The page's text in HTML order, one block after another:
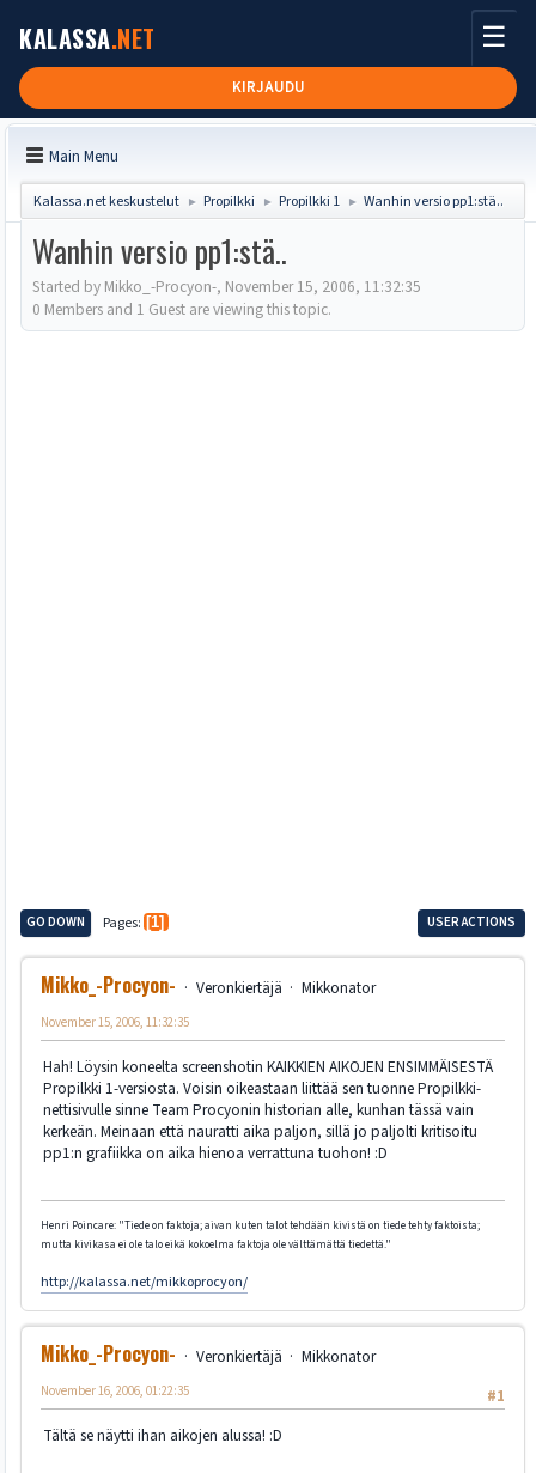
KALASSA.NET
KIRJAUDU
☰
Main Menu
Kalassa.net keskustelut ► Propilkki ► Propilkki 1 ► Wanhin versio pp1:stä..
Wanhin versio pp1:stä..
Started by Mikko_-Procyon-, November 15, 2006, 11:32:35
0 Members and 1 Guest are viewing this topic.
GO DOWN Pages 1 USER ACTIONS
Mikko_-Procyon- Veronkiertäjä Mikkonator
November 15, 2006, 11:32:35
Hah! Löysin koneelta screenshotin KAIKKIEN AIKOJEN ENSIMMÄISESTÄ
Propilkki 1-versiosta. Voisin oikeastaan liittää sen tuonne Propilkki-
nettisivulle sinne Team Procyonin historian alle, kunhan tässä vain
kerkeän. Meinaan että nauratti aika paljon, sillä jo paljolti kritisoitu
pp1:n grafiikka on aika hienoa verrattuna tuohon! :D
Henri Poincare: "Tiede on faktoja; aivan kuten talot tehdään kivistä on tiede tehty faktoista;
mutta kivikasa ei ole talo eikä kokoelma faktoja ole välttämättä tiedettä."
http://kalassa.net/mikkoprocyon/
Mikko_-Procyon- Veronkiertäjä
Mikkonator
#1
November 16, 2006, 01:22:35
Tältä se näytti ihan aikojen alussa! :D